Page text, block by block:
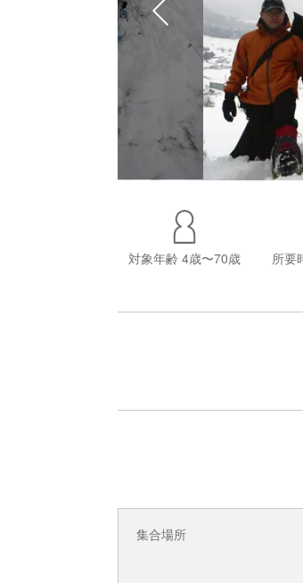
対象年齢 4歳〜70歳 所要
集合場所